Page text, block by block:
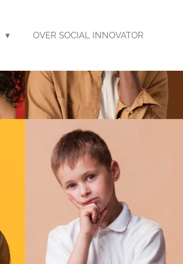
OVER SOCIAL INNOVATOR